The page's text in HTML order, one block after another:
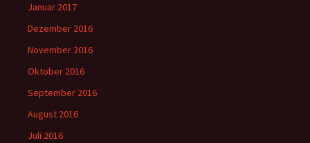
Januar 2017
Dezember 2016
November 2016
Oktober 2016
September 2016
August 2016
Juli 2016